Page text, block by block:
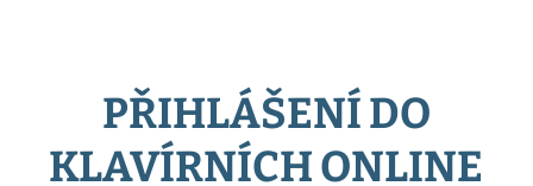
PŘIHLÁŠENÍ DO
KLAVÍRNÍCH ONLINE